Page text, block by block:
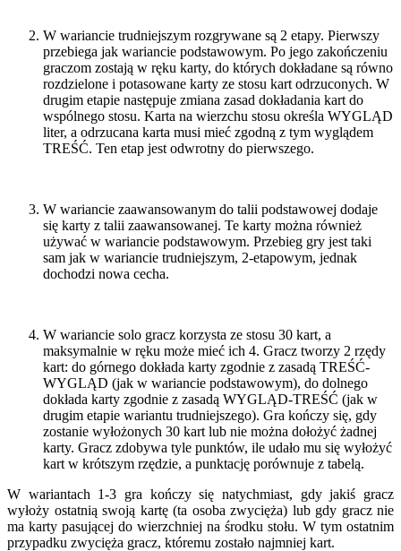
W wariancie trudniejszym rozgrywane są 2 etapy. Pierwszy
przebiega jak wariancie podstawowym. Po jego zakończeniu
graczom zostają w ręku karty, do których dokładane są równo
rozdzielone i potasowane karty ze stosu kart odrzuconych. W
drugim etapie następuje zmiana zasad dokładania kart do
wspólnego stosu. Karta na wierzchu stosu określa WYGLĄD
liter, a odrzucana karta musi mieć zgodną z tym wyglądem
TREŚĆ. Ten etap jest odwrotny do pierwszego.
W wariancie zaawansowanym do talii podstawowej dodaje
się karty z talii zaawansowanej. Te karty można również
używać w wariancie podstawowym. Przebieg gry jest taki
sam jak w wariancie trudniejszym, 2-etapowym, jednak
dochodzi nowa cecha.
W wariancie solo gracz korzysta ze stosu 30 kart, a
maksymalnie w ręku może mieć ich 4. Gracz tworzy 2 rzędy
kart: do górnego dokłada karty zgodnie z zasadą TREŚĆ-
WYGLĄD (jak w wariancie podstawowym), do dolnego
dokłada karty zgodnie z zasadą WYGLĄD-TREŚĆ (jak w
drugim etapie wariantu trudniejszego). Gra kończy się, gdy
zostanie wyłożonych 30 kart lub nie można dołożyć żadnej
karty. Gracz zdobywa tyle punktów, ile udało mu się wyłożyć
kart w krótszym rzędzie, a punktację porównuje z tabelą.
W wariantach 1-3 gra kończy się natychmiast, gdy jakiś gracz
wyłoży ostatnią swoją kartę (ta osoba zwycięża) lub gdy gracz nie
ma karty pasującej do wierzchniej na środku stołu. W tym ostatnim
przypadku zwycięża gracz, któremu zostało najmniej kart.